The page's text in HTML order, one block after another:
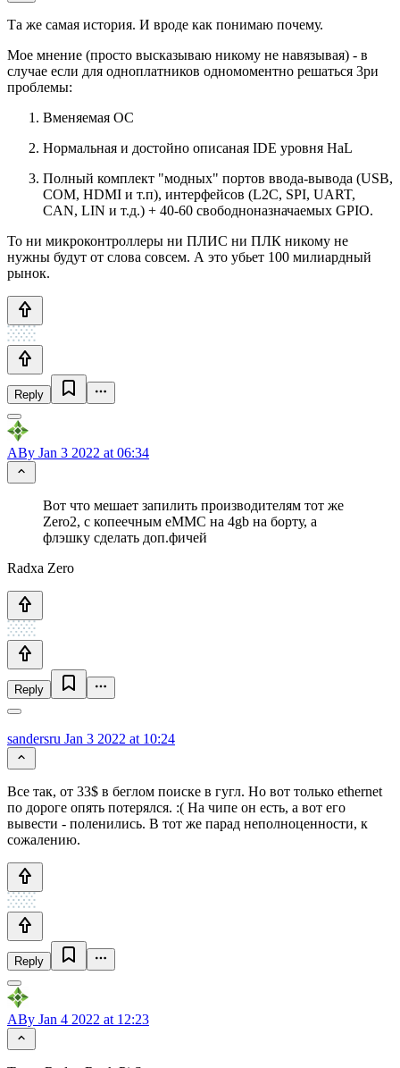
Та же самая история. И вроде как понимаю почему.
Мое мнение (просто высказываю никому не навязывая) - в
случае если для одноплатников одномоментно решаться 3ри
проблемы:
Вменяемая ОС
Нормальная и достойно описаная IDE уровня HaL
Полный комплект "модных" портов ввода-вывода (USB,
COM, HDMI и т.п), интерфейсов (L2C, SPI, UART,
CAN, LIN и т.д.) + 40-60 свободноназначаемых GPIO.
То ни микроконтроллеры ни ПЛИС ни ПЛК никому не
нужны будут от слова совсем. А это убьет 100 милиардный
рынок.
Reply
ABy Jan 3 2022 at 06:34
Вот что мешает запилить производителям тот же
Zero2, с копеечным eMMC на 4gb на борту, а
флэшку сделать доп.фичей
Radxa Zero
Reply
sandersru Jan 3 2022 at 10:24
Все так, от 33$ в беглом поиске в гугл. Но вот только ethernet
по дороге опять потерялся. :( На чипе он есть, а вот его
вывести - поленились. В тот же парад неполноценности, к
сожалению.
Reply
ABy Jan 4 2022 at 12:23